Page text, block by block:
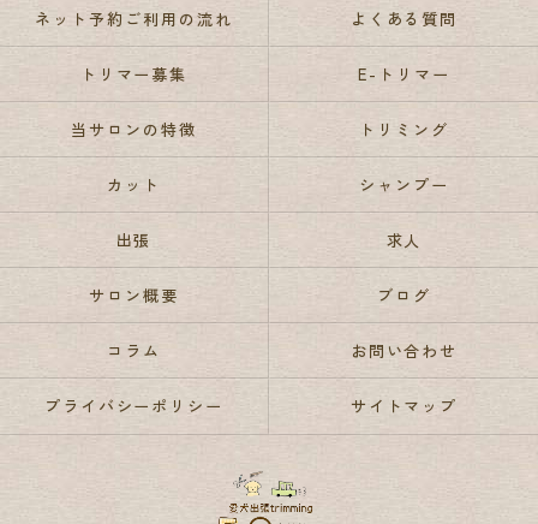
ネット予約ご利用の流れ よくある質問
トリマー募集 E-トリマー
当サロンの特徴 トリミング
カット シャンプー
出張 求人
サロン概要 ブログ
コラム お問い合わせ
プライバシーポリシー サイトマップ